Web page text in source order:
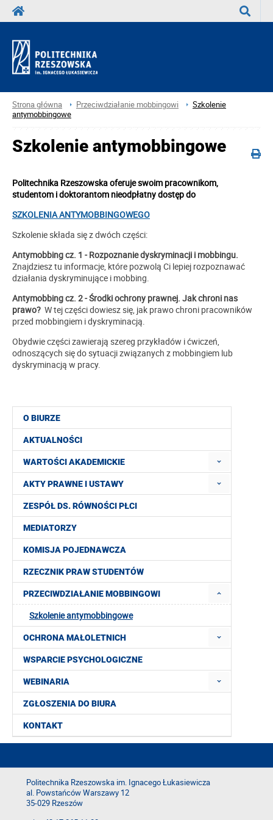
Strona główna Przeciwdziałanie mobbingowi
Szkolenie
antymobbingowe
O BIURZE
AKTUALNOŚCI
WARTOŚCI AKADEMICKIE
AKTY PRAWNE I USTAWY
ZESPÓŁ DS. RÓWNOŚCI PŁCI
MEDIATORZY
KOMISJA POJEDNAWCZA
RZECZNIK PRAW STUDENTÓW
PRZECIWDZIAŁANIE MOBBINGOWI
Szkolenie antymobbingowe
OCHRONA MAŁOLETNICH
WSPARCIE PSYCHOLOGICZNE
WEBINARIA
ZGŁOSZENIA DO BIURA
KONTAKT
Szkolenie antymobbingowe
Politechnika Rzeszowska oferuje swoim pracownikom,
studentom i doktorantom nieodpłatny dostęp do
SZKOLENIA ANTYMOBBINGOWEGO
Szkolenie składa się z dwóch części:
Antymobbing cz. 1 - Rozpoznanie dyskryminacji i mobbingu.
Znajdziesz tu informacje, które pozwolą Ci lepiej rozpoznawać
działania dyskryminujące i mobbing.
Antymobbing cz. 2 - Środki ochrony prawnej. Jak chroni nas
prawo? W tej części dowiesz się, jak prawo chroni pracowników
przed mobbingiem i dyskryminacją.
Obydwie części zawierają szereg przykładów i ćwiczeń,
odnoszących się do sytuacji związanych z mobbingiem lub
dyskryminacją w pracy.
Politechnika Rzeszowska im. Ignacego Łukasiewicza
al. Powstańców Warszawy 12
35-029 Rzeszów